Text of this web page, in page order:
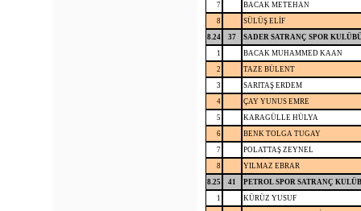
7
BACAK METEHAN
8
SÜLÜŞ ELİF
8.24
37
SADER SATRANÇ SPOR
1
BACAK MUHAMMED KAAN
2
TAZE BÜLENT
3
SARITAŞ ERDEM
4
ÇAY YUNUS EMRE
5
KARAGÜLLE HÜLYA
6
BENK TOLGA TUGAY
7
POLATTAŞ ZEYNEL
8
YILMAZ EBRAR
8.25
41
PETROL SPOR SATRANÇ
1
KÜRÜZ YUSUF